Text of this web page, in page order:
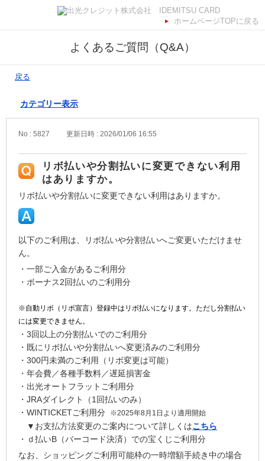
ホームページTOPに戻る
よくあるご質問（Q&A）
戻る
カテゴリー表示
No : 5827 更新日時 : 2026/01/06 16:55
リボ払いや分割払いに変更できない利用
はありますか。
リボ払いや分割払いに変更できない利用はありますか。
以下のご利用は、リボ払いや分割払いへご変更いただけませ
ん。
・一部ご入金があるご利用分
・ボーナス2回払いのご利用分
※自動リボ（リボ宣言）登録中はリボ払いになります。ただし分割払い
には変更できません。
・3回以上の分割払いでのご利用分
・既にリボ払いや分割払いへ変更済みのご利用分
・300円未満のご利用（リボ変更は可能）
・年会費／各種手数料／遅延損害金
・出光オートフラットご利用分
・JRAダイレクト（1回払いのみ）
・WINTICKETご利用分
※2025年8月1日より適用開始
▼お支払方法変更のご案内について詳しくはこちら
・ｄ払いB（バーコード決済）での宝くじご利用分
なお、ショッピングご利用可能枠の一時増額手続き中の場合